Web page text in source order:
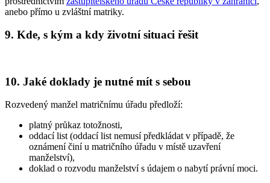
anebo přímo u zvláštní matriky.
9. Kde, s kým a kdy životní situaci řešit
10. Jaké doklady je nutné mít s sebou
Rozvedený manžel matričnímu úřadu předloží:
platný průkaz totožnosti,
oddací list (oddací list nemusí předkládat v případě, že
oznámení činí u matričního úřadu v místě uzavření
manželství),
doklad o rozvodu manželství s údajem o nabytí právní moci.